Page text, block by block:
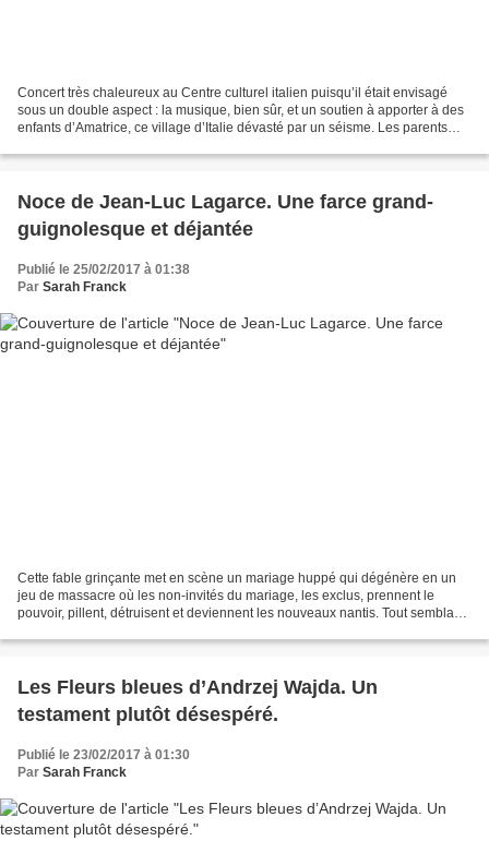
Concert très chaleureux au Centre culturel italien puisqu’il était envisagé
sous un double aspect : la musique, bien sûr, et un soutien à apporter à des
enfants d’Amatrice, ce village d’Italie dévasté par un séisme. Les parents
Noce de Jean-Luc Lagarce. Une farce grand-
guignolesque et déjantée
Publié le 25/02/2017 à 01:38
Par Sarah Franck
Cette fable grinçante met en scène un mariage huppé qui dégénère en un
jeu de massacre où les non-invités du mariage, les exclus, prennent le
pouvoir, pillent, détruisent et deviennent les nouveaux nantis. Tout semblant
Les Fleurs bleues d’Andrzej Wajda. Un
testament plutôt désespéré.
Publié le 23/02/2017 à 01:30
Par Sarah Franck